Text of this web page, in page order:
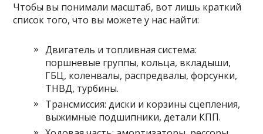
Чтобы вы понимали масштаб, вот лишь краткий
список того, что вы можете у нас найти:
Двигатель и топливная система:
поршневые группы, кольца, вкладыши,
ГБЦ, коленвалы, распредвалы, форсунки,
ТНВД, турбины.
Трансмиссия: диски и корзины сцепления,
выжимные подшипники, детали КПП.